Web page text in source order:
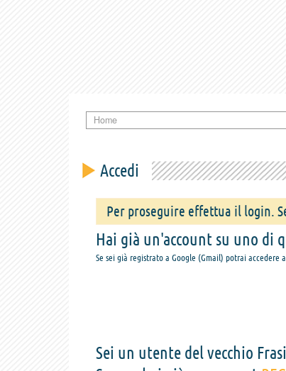
Home
Accedi
Per proseguire effettua il login.
Hai già un'account su uno di
Se sei già registrato a Google (Gmail) potrai accedere
Sei un utente del vecchio